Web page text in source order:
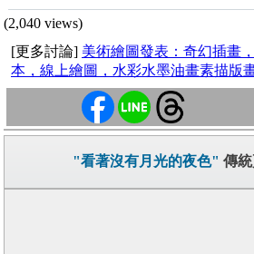
(2,040 views)
[更多討論] 美術繪圖發表：奇幻插畫
本，線上繪圖，水彩水墨油畫素描版
"看著沒有月光的夜色" 傳